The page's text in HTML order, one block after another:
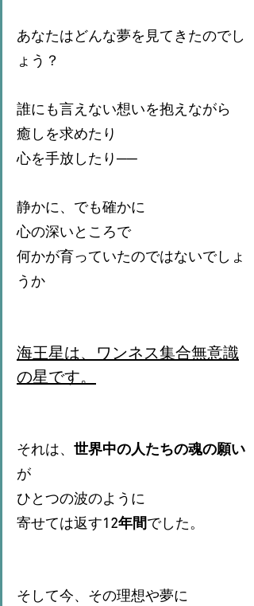
あなたはどんな夢を見てきたのでし
ょう？
誰にも言えない想いを抱えながら
癒しを求めたり
心を手放したり──
静かに、でも確かに
心の深いところで
何かが育っていたのではないでしょ
うか
海王星は、ワンネス集合無意識
の星です。
それは、 世界中の人たちの魂の願い
が
ひとつの波のように
寄せては返す12年間でした。
そして今、その理想や夢に